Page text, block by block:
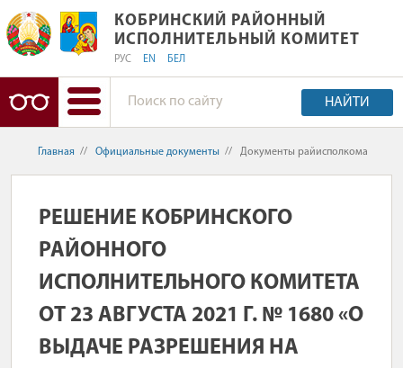
КОБРИНСКИЙ РАЙОННЫЙ
КОБРИНСКИЙ РАЙОННЫЙ
ИСПОЛНИТЕЛЬНЫЙ КОМИТЕТ
РУС EN БЕЛ
НАЙТИ
Главная // Официальные документы // Документы райисполкома
РЕШЕНИЕ КОБРИНСКОГО
РАЙОННОГО
ИСПОЛНИТЕЛЬНОГО КОМИТЕТА
ОТ 23 АВГУСТА 2021 Г. № 1680 «О
ВЫДАЧЕ РАЗРЕШЕНИЯ НА